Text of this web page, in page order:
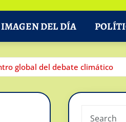
IMAGEN DEL DÍA
global del debate climático